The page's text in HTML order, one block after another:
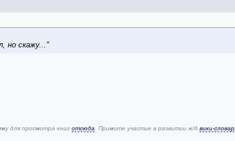
но скажу..."
для просмотра книг отсюда . Примите участие в развитии ж/д вики-